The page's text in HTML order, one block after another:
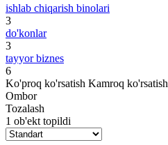
ishlab chiqarish binolari
3
do'konlar
3
tayyor biznes
6
Ko'proq ko'rsatish Kamroq ko'rsatish
Ombor
Tozalash
1 ob'ekt topildi